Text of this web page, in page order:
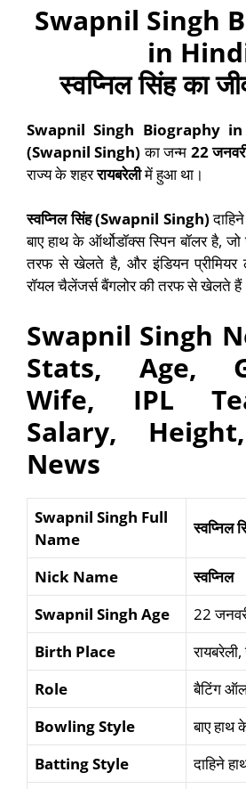
Swapnil Singh
in
स्वप्निल सिंहका
Swapnil Singh Biography
(Swapnil Singh) का जन्म 22
राज्य के शहररायबरेलीमें हुआ था।
स्वप्निल सिंह (Swapnil Singh)
बाए हाथ के ऑर्थोडॉक्स स्पिन बॉलर है,
तरफ से खेलते है, और इंडियन प्रीमियर
रॉयल चैलेंजर्स बैंगलोर की तरफ से खेलते
Swapnil Singh
Stats, Age,
Wife, IPL
Salary,
News
Swapnil Singh Full
Name
स्वप्निल
Nick Name
स्वप्निल
Swapnil Singh Age
22
Birth Place
Role
बैटिंग
Bowling Style
बाए हाथ
Batting Style
दाहिने